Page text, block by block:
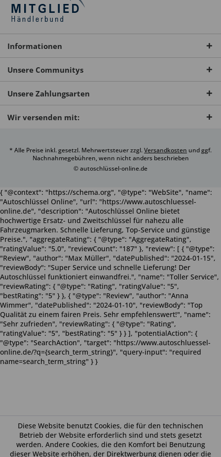
Informationen
Unsere Communitys
Unsere Zahlungsarten
Wir versenden mit:
* Alle Preise inkl. gesetzl. Mehrwertsteuer zzgl.Versandkosten und ggf.
Nachnahmegebühren, wenn nicht anders beschrieben
© autoschlüssel-online.de
Diese Website benutzt Cookies, die für den technischen
Betrieb der Website erforderlich sind und stets gesetzt
werden. Andere Cookies, die den Komfort bei Benutzung
dieser Website erhöhen, der Direktwerbung dienen oder die
{ "@context": "https://schema.org", "@type": "WebSite", "name":
"Autoschlüssel Online", "url": "https://www.autoschluessel-
online.de", "description": "Autoschlüssel Online bietet
hochwertige Ersatz- und Zweitschlüssel für nahezu alle
Fahrzeugmarken. Schnelle Lieferung, Top-Service und günstige
Preise.", "aggregateRating": { "@type": "AggregateRating",
"ratingValue": "5.0", "reviewCount": "187" }, "review": [ { "@type":
"Review", "author": "Max Müller", "datePublished": "2024-01-15",
"reviewBody": "Super Service und schnelle Lieferung! Der
Autoschlüssel funktioniert einwandfrei.", "name": "Toller Service",
"reviewRating": { "@type": "Rating", "ratingValue": "5",
"bestRating": "5" } }, { "@type": "Review", "author": "Anna
Wimmer", "datePublished": "2024-01-10", "reviewBody": "Top
Qualität zu einem fairen Preis. Sehr empfehlenswert!", "name":
"Sehr zufrieden", "reviewRating": { "@type": "Rating",
"ratingValue": "5", "bestRating": "5" } } ], "potentialAction": {
"@type": "SearchAction", "target": "https://www.autoschluessel-
online.de/?q={search_term_string}", "query-input": "required
name=search_term_string" } }